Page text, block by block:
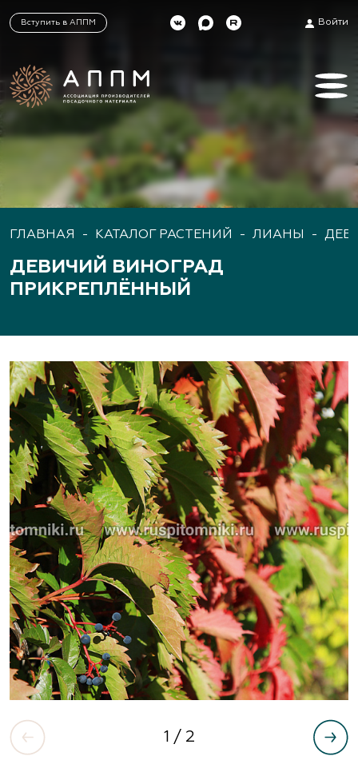
Вступить в АППМ Войти
ГЛАВНАЯ - КАТАЛОГ РАСТЕНИЙ - ЛИАНЫ -
ДЕВИЧИЙ ВИНОГРАД
ПРИКРЕПЛЁННЫЙ
1 / 2